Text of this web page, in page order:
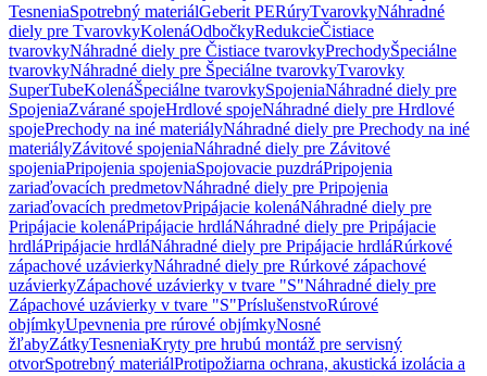
TesneniaSpotrebný materiálGeberit PERúryTvarovkyNáhradné
diely pre TvarovkyKolenáOdbočkyRedukcieČistiace
tvarovkyNáhradné diely pre Čistiace tvarovkyPrechodyŠpeciálne
tvarovkyNáhradné diely pre Špeciálne tvarovkyTvarovky
SuperTubeKolenáŠpeciálne tvarovkySpojeniaNáhradné diely pre
SpojeniaZvárané spojeHrdlové spojeNáhradné diely pre Hrdlové
spojePrechody na iné materiályNáhradné diely pre Prechody na iné
materiályZávitové spojeniaNáhradné diely pre Závitové
spojeniaPripojenia spojeniaSpojovacie puzdráPripojenia
zariaďovacích predmetovNáhradné diely pre Pripojenia
zariaďovacích predmetovPripájacie kolenáNáhradné diely pre
Pripájacie kolenáPripájacie hrdláNáhradné diely pre Pripájacie
hrdláPripájacie hrdláNáhradné diely pre Pripájacie hrdláRúrkové
zápachové uzávierkyNáhradné diely pre Rúrkové zápachové
uzávierkyZápachové uzávierky v tvare "S"Náhradné diely pre
Zápachové uzávierky v tvare "S"PríslušenstvoRúrové
objímkyUpevnenia pre rúrové objímkyNosné
žľabyZátkyTesneniaKryty pre hrubú montáž pre servisný
otvorSpotrebný materiálProtipožiarna ochrana, akustická izolácia a